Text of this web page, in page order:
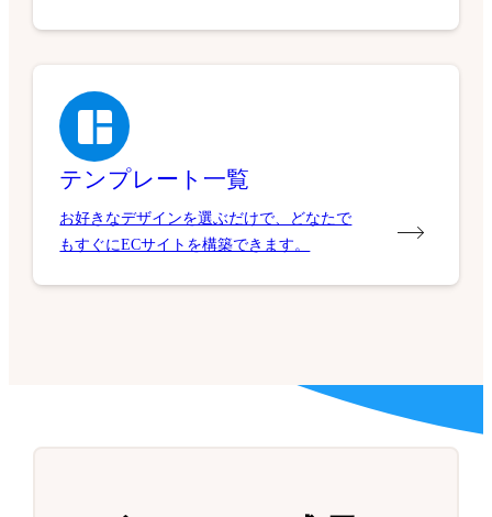
テンプレート一覧
お好きなデザインを選ぶだけで、どなたで
もすぐにECサイトを構築できます。